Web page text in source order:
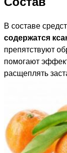
В составе
содержатся
препятствуют
помогают
расщеплять